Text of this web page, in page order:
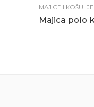
MAJICE I KOŠULJE